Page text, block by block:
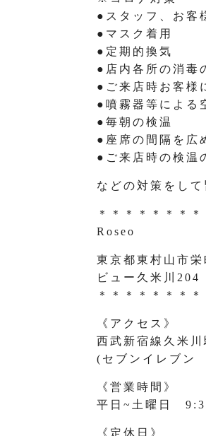
●スタッフ、お客
●マスク着用
●定期的換気
●店内各所の消毒
●ご来店時お客様
●噴霧器等による
●毎朝の検温
●座席の間隔を広
●ご来店時の検温
などの対策をし
＊＊＊＊＊＊＊
Roseo
東京都東村山市
ビュー久米川204
＊＊＊＊＊＊＊
《アクセス》
西武新宿線久米
(セブンイレブン
《営業時間》
平日~土曜日
《定休日》